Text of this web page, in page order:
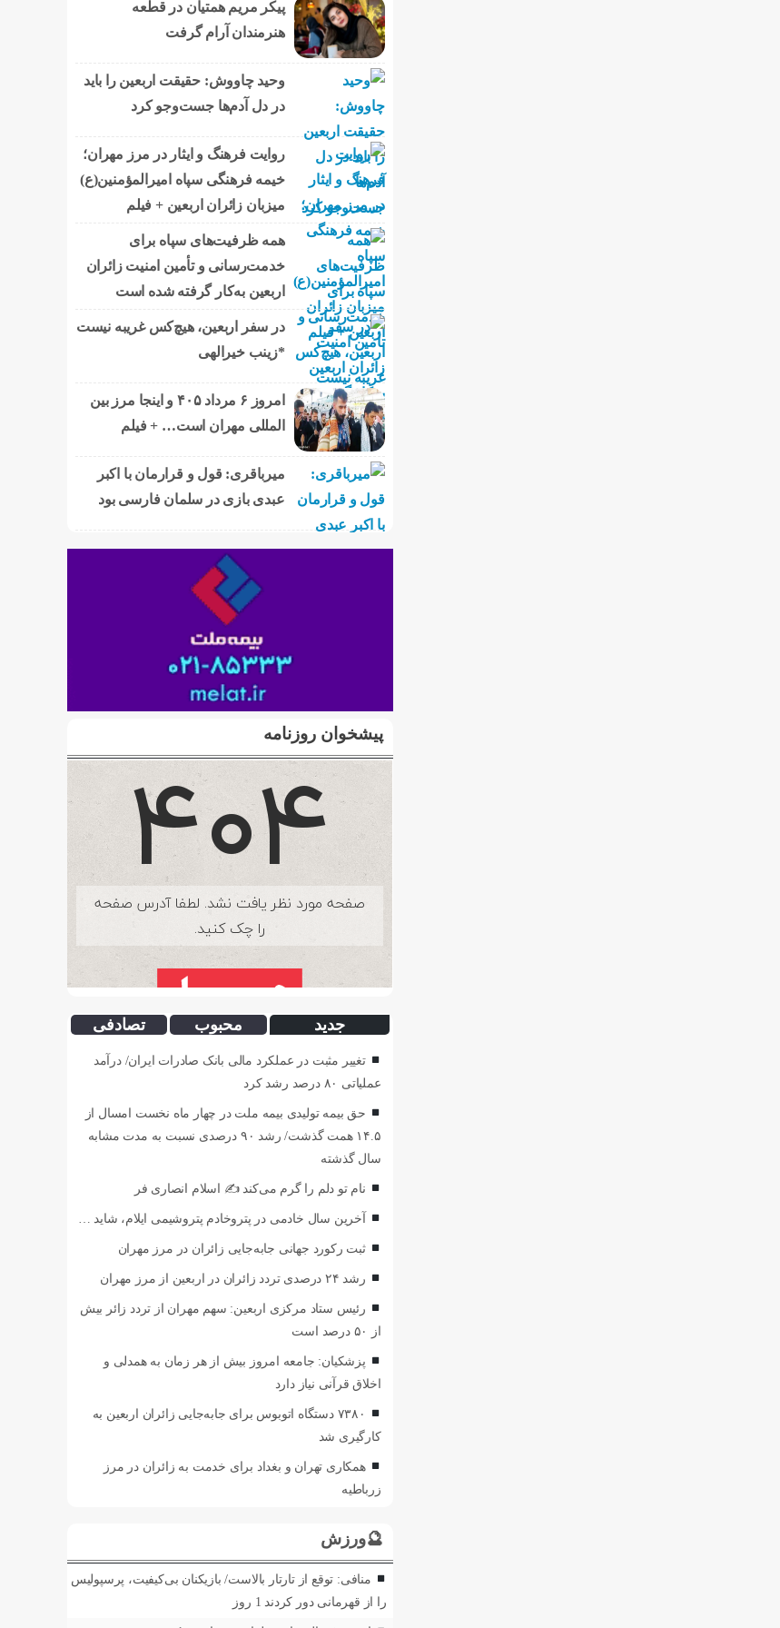
پیکر مریم همتیان در قطعه
هنرمندان آرام گرفت
وحید چاووش: حقیقت اربعین را باید
در دل آدم‌ها جست‌وجو کرد
روایت فرهنگ و ایثار در مرز مهران؛
خیمه فرهنگی سپاه امیرالمؤمنین(ع)
میزبان زائران اربعین + فیلم
همه ظرفیت‌های سپاه برای
خدمت‌رسانی و تأمین امنیت زائران
اربعین به‌کار گرفته شده است
در سفر اربعین، هیچ‌کس غریبه نیست
*زینب خیرالهی
امروز ۶ مرداد ۴۰۵ و اینجا مرز بین
المللی مهران است… + فیلم
میرباقری: قول و قرارمان با اکبر
عبدی بازی در سلمان فارسی بود
پیشخوان روزنامه
جدید محبوب تصادفی
تغییر مثبت در عملکرد مالی بانک صادرات ایران/ درآمد
عملیاتی ۸۰ درصد رشد کرد
حق بیمه تولیدی بیمه ملت در چهار ماه نخست امسال از
۱۴.۵ همت گذشت/ رشد ۹۰ درصدی نسبت به مدت مشابه
سال گذشته
نام تو دلم را گرم می‌کند ✍️ اسلام انصاری فر
آخرین سال خادمی در پتروخادم پتروشیمی ایلام، شاید …
ثبت رکورد جهانی جابه‌جایی زائران در مرز مهران
رشد ۲۴ درصدی تردد زائران در اربعین از مرز مهران
رئیس ستاد مرکزی اربعین: سهم مهران از تردد زائر بیش
از ۵۰ درصد است
پزشکیان: جامعه امروز بیش از هر زمان به همدلی و
اخلاق قرآنی نیاز دارد
۷۳۸۰ دستگاه اتوبوس برای جابه‌جایی زائران اربعین به‌
کارگیری شد
همکاری تهران و بغداد برای خدمت به زائران در مرز
زرباطیه
🔮ورزش
منافی: توقع از تارتار بالاست/ بازیکنان بی‌کیفیت، پرسپولیس
را از قهرمانی دور کردند 1 روز